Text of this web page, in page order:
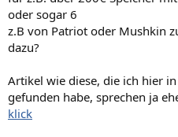
oder sogar 6
z.B von Patriot oder Mushkin
dazu?
Artikel wie diese, die ich hier
gefunden habe, sprechen ja
klick